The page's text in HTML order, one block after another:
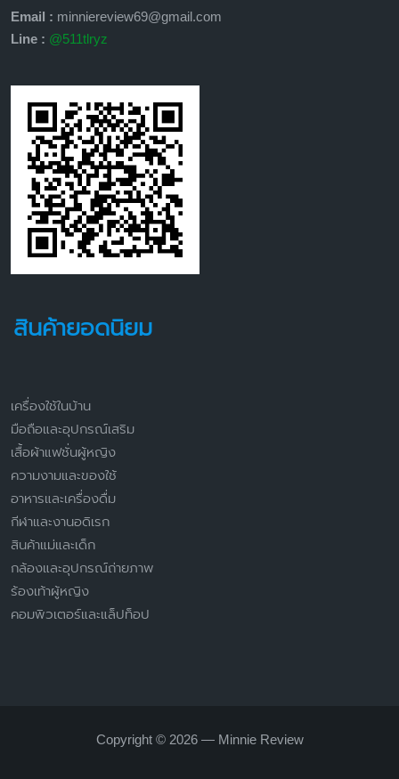
Email : minniereview69@gmail.com
Line : @511tlryz
สินค้ายอดนิยม
เครื่องใช้ในบ้าน
มือถือและอุปกรณ์เสริม
เสื้อผ้าแฟชั่นผู้หญิง
ความงามและของใช้
อาหารและเครื่องดื่ม
กีฬาและงานอดิเรก
สินค้าแม่และเด็ก
กล้องและอุปกรณ์ถ่ายภาพ
ร้องเท้าผู้หญิง
คอมพิวเตอร์และแล็ปท็อป
Copyright © 2026 — Minnie Review